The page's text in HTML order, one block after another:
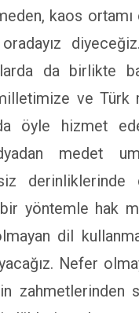
kaos ortamı
da birlikte
ve Türk
öyle hizmet
medet
yöntemle hak
dil
Nefer
zahmetlerinden